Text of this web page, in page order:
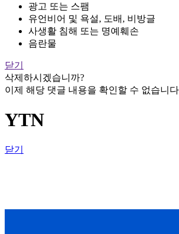
광고 또는 스팸
유언비어 및 욕설, 도배, 비방글
사생활 침해 또는 명예훼손
음란물
닫기
삭제하시겠습니까?
이제 해당 댓글 내용을 확인할 수 없습니다
YTN
닫기